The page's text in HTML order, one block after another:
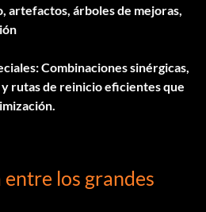
artefactos, árboles de mejoras,
Combinaciones sinérgicas,
rutas de reinicio eficientes que
los grandes